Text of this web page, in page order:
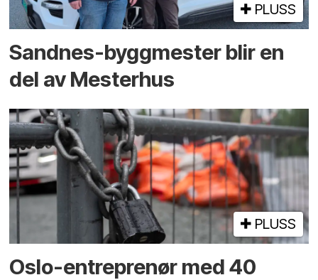
PLUSS
Sandnes-byggmester blir en
del av Mesterhus
PLUSS
Oslo-entreprenør med 40